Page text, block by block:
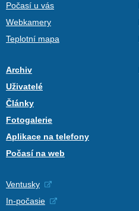
Počasí u vás
Webkamery
Teplotní mapa
Archiv
Uživatelé
Články
Fotogalerie
Aplikace na telefony
Počasí na web
Ventusky
In-počasie